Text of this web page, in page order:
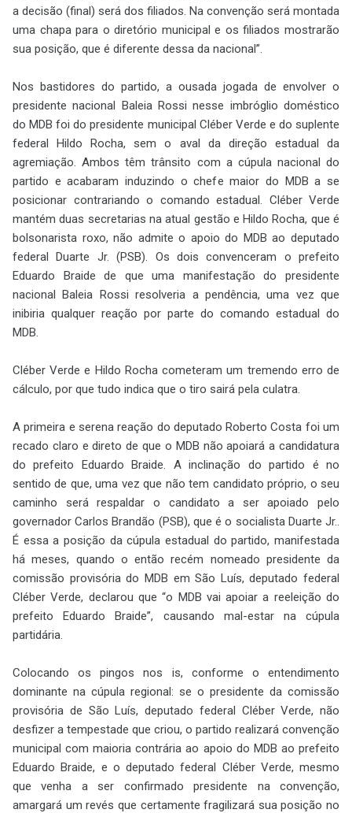
a decisão (final) será dos filiados. Na convenção será montada
uma chapa para o diretório municipal e os filiados mostrarão
sua posição, que é diferente dessa da nacional”.
Nos bastidores do partido, a ousada jogada de envolver o
presidente nacional Baleia Rossi nesse imbróglio doméstico
do MDB foi do presidente municipal Cléber Verde e do suplente
federal Hildo Rocha, sem o aval da direção estadual da
agremiação. Ambos têm trânsito com a cúpula nacional do
partido e acabaram induzindo o chefe maior do MDB a se
posicionar contrariando o comando estadual. Cléber Verde
mantém duas secretarias na atual gestão e Hildo Rocha, que é
bolsonarista roxo, não admite o apoio do MDB ao deputado
federal Duarte Jr. (PSB). Os dois convenceram o prefeito
Eduardo Braide de que uma manifestação do presidente
nacional Baleia Rossi resolveria a pendência, uma vez que
inibiria qualquer reação por parte do comando estadual do
MDB.
Cléber Verde e Hildo Rocha cometeram um tremendo erro de
cálculo, por que tudo indica que o tiro sairá pela culatra.
A primeira e serena reação do deputado Roberto Costa foi um
recado claro e direto de que o MDB não apoiará a candidatura
do prefeito Eduardo Braide. A inclinação do partido é no
sentido de que, uma vez que não tem candidato próprio, o seu
caminho será respaldar o candidato a ser apoiado pelo
governador Carlos Brandão (PSB), que é o socialista Duarte Jr..
É essa a posição da cúpula estadual do partido, manifestada
há meses, quando o então recém nomeado presidente da
comissão provisória do MDB em São Luís, deputado federal
Cléber Verde, declarou que “o MDB vai apoiar a reeleição do
prefeito Eduardo Braide”, causando mal-estar na cúpula
partidária.
Colocando os pingos nos is, conforme o entendimento
dominante na cúpula regional: se o presidente da comissão
provisória de São Luís, deputado federal Cléber Verde, não
desfizer a tempestade que criou, o partido realizará convenção
municipal com maioria contrária ao apoio do MDB ao prefeito
Eduardo Braide, e o deputado federal Cléber Verde, mesmo
que venha a ser confirmado presidente na convenção,
amargará um revés que certamente fragilizará sua posição no